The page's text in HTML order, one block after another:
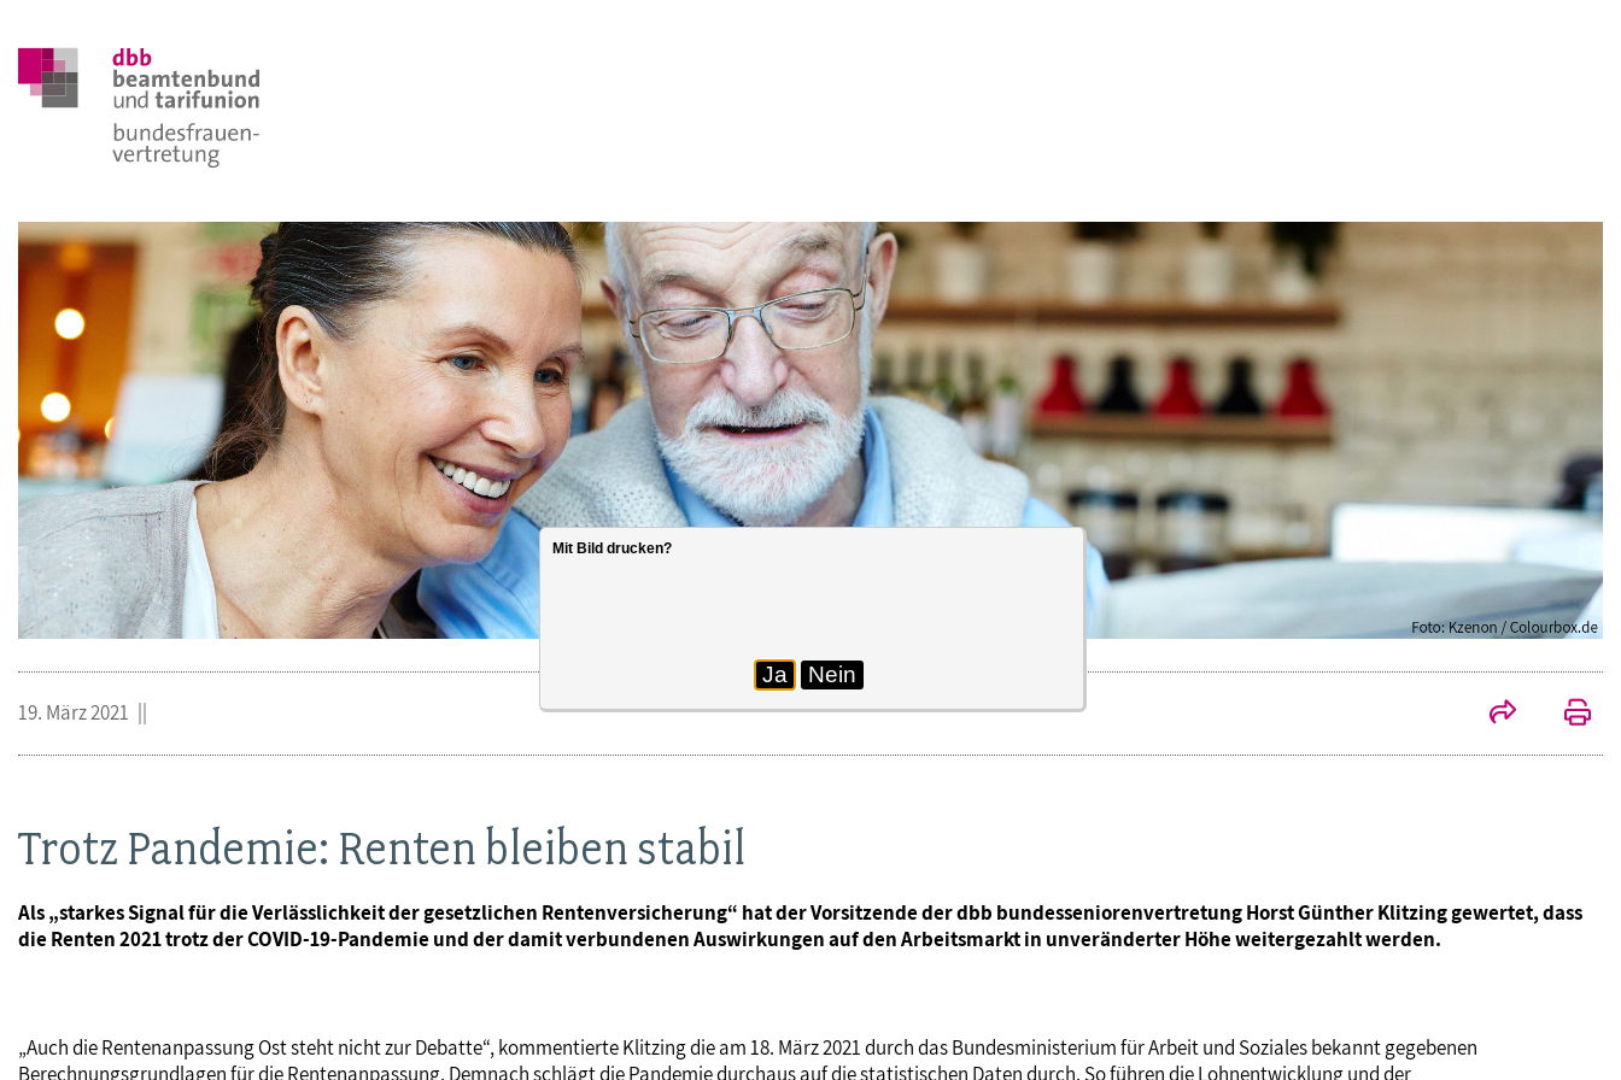
Trotz Pandemie: Renten bleiben stabil
Als „starkes Signal für die Verlässlichkeit der gesetzlichen Rentenversicherung“ hat der Vorsitzende der dbb bundesseniorenvertretung Horst Günther Klitzing gewertet, dass
die Renten 2021 trotz der COVID-19-Pandemie und der damit verbundenen Auswirkungen auf den Arbeitsmarkt in unveränderter Höhe weitergezahlt werden.
19. März 2021
„Auch die Rentenanpassung Ost steht nicht zur Debatte“, kommentierte Klitzing die am 18. März 2021 durch das Bundesministerium für Arbeit und Soziales bekannt gegebenen
Berechnungsgrundlagen für die Rentenanpassung. Demnach schlägt die Pandemie durchaus auf die statistischen Daten durch. So führen die Lohnentwicklung und der
Mit Bild drucken?
Ja Nein